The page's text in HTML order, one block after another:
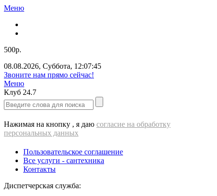
Меню
500р.
08.08.2026, Суббота, 12:07:46
Звоните нам прямо сейчас!
Меню
Клуб 24.7
Нажимая на кнопку , я даю согласие на обработку
персональных данных
Пользовательское соглашение
Все услуги - cантехника
Контакты
Диспетчерская служба: